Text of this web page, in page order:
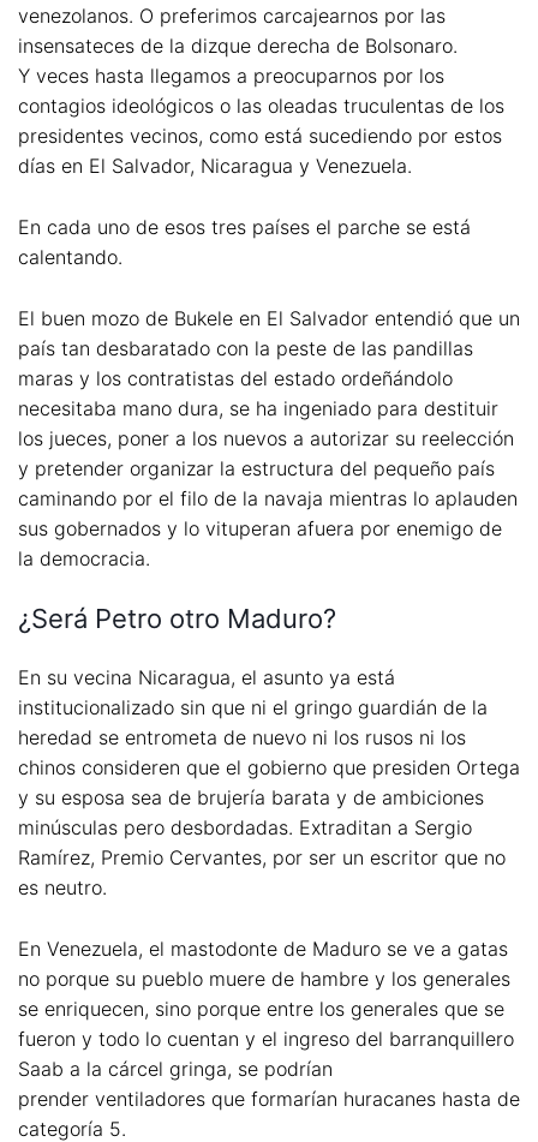
venezolanos. O preferimos carcajearnos por las
insensateces de la dizque derecha de Bolsonaro.
Y veces hasta llegamos a preocuparnos por los
contagios ideológicos o las oleadas truculentas de los
presidentes vecinos, como está sucediendo por estos
días en El Salvador, Nicaragua y Venezuela.
En cada uno de esos tres países el parche se está
calentando.
El buen mozo de Bukele en El Salvador entendió que un
país tan desbaratado con la peste de las pandillas
maras y los contratistas del estado ordeñándolo
necesitaba mano dura, se ha ingeniado para destituir
los jueces, poner a los nuevos a autorizar su reelección
y pretender organizar la estructura del pequeño país
caminando por el filo de la navaja mientras lo aplauden
sus gobernados y lo vituperan afuera por enemigo de
la democracia.
¿Será Petro otro Maduro?
En su vecina Nicaragua, el asunto ya está
institucionalizado sin que ni el gringo guardián de la
heredad se entrometa de nuevo ni los rusos ni los
chinos consideren que el gobierno que presiden Ortega
y su esposa sea de brujería barata y de ambiciones
minúsculas pero desbordadas. Extraditan a Sergio
Ramírez, Premio Cervantes, por ser un escritor que no
es neutro.
En Venezuela, el mastodonte de Maduro se ve a gatas
no porque su pueblo muere de hambre y los generales
se enriquecen, sino porque entre los generales que se
fueron y todo lo cuentan y el ingreso del barranquillero
Saab a la cárcel gringa, se podrían
prender ventiladores que formarían huracanes hasta de
categoría 5.